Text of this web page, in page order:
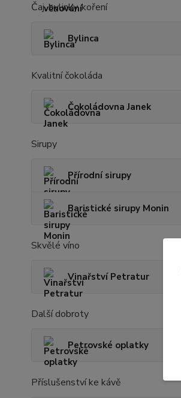
Čaj, bylinky, koření
Bylinca
Kvalitní čokoláda
Čokoládovna Janek
Sirupy
Přírodní sirupy
Baristické sirupy Monin
Skvělé víno
Vinařství Petratur
Další dobroty
Petrovské oplatky
Příslušenství ke kávě